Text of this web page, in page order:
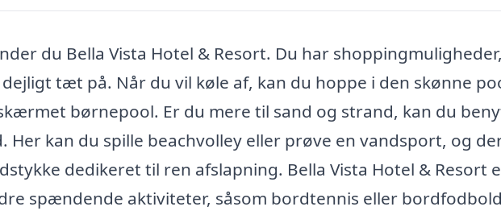
du Bella Vista Hotel & Resort. Du har shoppingmuligheder,
tæt på. Når du vil køle af, kan du hoppe i den skønne
børnepool. Er du mere til sand og strand, kan du
Her kan du spille beachvolley eller prøve en vandsport, og
dedikeret til ren afslapning. Bella Vista Hotel & Resort
spændende aktiviteter, såsom bordtennis eller